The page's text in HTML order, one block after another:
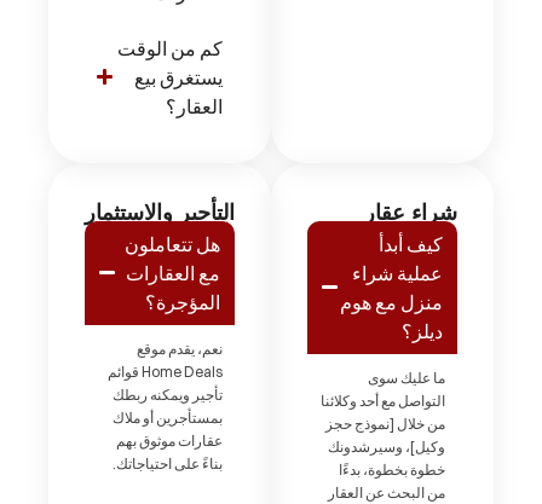
كم من الوقت
يستغرق بيع
العقار؟
شراء عقار
كيف أبدأ
عملية شراء
منزل مع هوم
ديلز؟
ما عليك سوى
التواصل مع أحد وكلائنا
من خلال [نموذج حجز
وكيل]، وسيرشدونك
خطوة بخطوة، بدءًا
من البحث عن العقار
التأجير والاستثمار
هل تتعاملون
مع العقارات
المؤجرة؟
نعم، يقدم موقع
Home Deals قوائم
تأجير ويمكنه ربطك
بمستأجرين أو ملاك
عقارات موثوق بهم
بناءً على احتياجاتك.